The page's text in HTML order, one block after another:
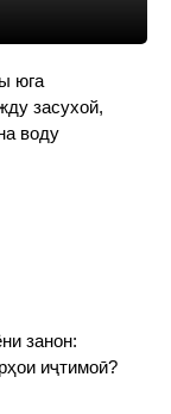
юга
засухой,
воду
занон:
иҷтимоӣ?